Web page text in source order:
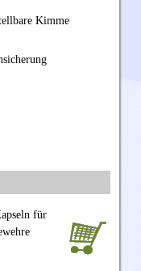
Kimme
für